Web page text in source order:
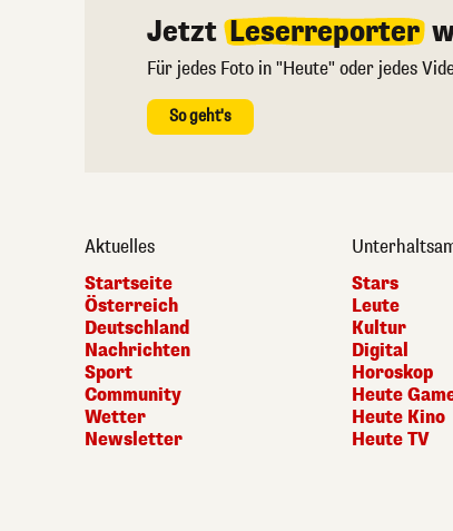
Jetzt Leserreporter
Für jedes Foto in "Heute" oder jedes
So geht's
Aktuelles
Startseite
Österreich
Deutschland
Nachrichten
Sport
Community
Wetter
Newsletter
Stars
Leute
Kultur
Digital
Horoskop
Heute
Heute Kino
Heute TV